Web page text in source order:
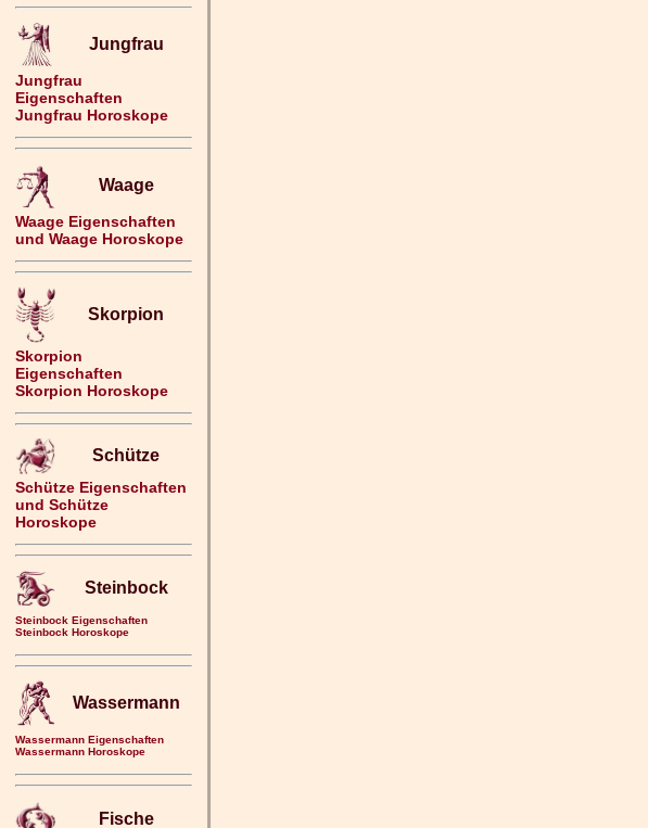
Jungfrau
Jungfrau
Eigenschaften
Jungfrau Horoskope
Waage
Waage Eigenschaften
und Waage Horoskope
Skorpion
Skorpion
Eigenschaften
Skorpion Horoskope
Schütze
Schütze Eigenschaften
und Schütze
Horoskope
Steinbock
Steinbock Eigenschaften
Steinbock Horoskope
Wassermann
Wassermann Eigenschaften
Wassermann Horoskope
Fische